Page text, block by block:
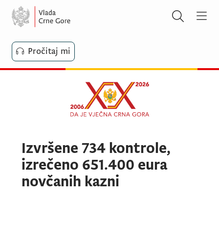
Pročitaj mi
Izvršene 734 kontrole,
izrečeno 651.400 eura
novčanih kazni